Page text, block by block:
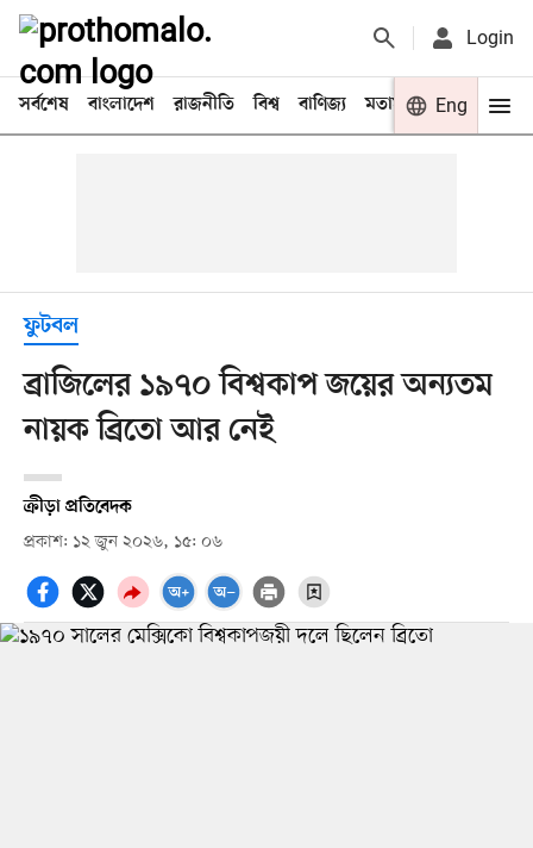
Login
সর্বশেষ বাংলাদেশ রাজনীতি বিশ্ব বাণিজ্য মতামত খেলা
Eng
ফুটবল
ব্রাজিলের ১৯৭০ বিশ্বকাপ জয়ের অন্যতম
নায়ক ব্রিতো আর নেই
ক্রীড়া প্রতিবেদক
প্রকাশ: ১২ জুন ২০২৬, ১৫: ০৬